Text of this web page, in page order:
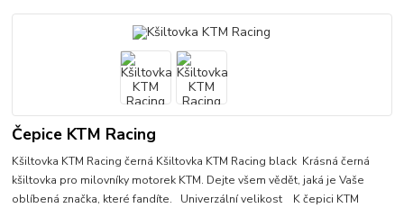
Čepice KTM Racing
Kšiltovka KTM Racing černá Kšiltovka KTM Racing black Krásná černá
kšiltovka pro milovníky motorek KTM. Dejte všem vědět, jaká je Vaše
oblíbená značka, které fandíte. Univerzální velikost K čepici KTM